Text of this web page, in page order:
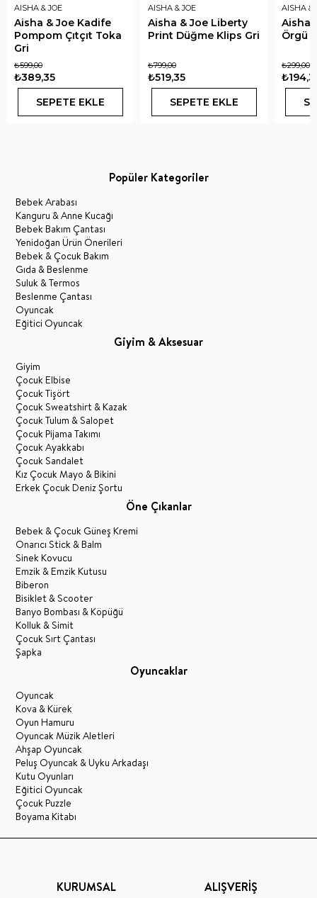
AISHA & JOE
Aisha & Joe Kadife
Pompom Çıtçıt Toka
Gri
₺389,35
₺599,00
SEPETE EKLE
AISHA & JOE
Aisha & Joe Liberty
Print Düğme Klips Gri
₺519,35
₺799,00
SEPETE EKLE
AISHA &
Aisha
Örgü
₺299,00
Popüler Kategoriler
Bebek Arabası
Kanguru & Anne Kucağı
Bebek Bakım Çantası
Yenidoğan Ürün Önerileri
Bebek & Çocuk Bakım
Gıda & Beslenme
Suluk & Termos
Beslenme Çantası
Oyuncak
Eğitici Oyuncak
Giyim & Aksesuar
Giyim
Çocuk Elbise
Çocuk Tişört
Çocuk Sweatshirt & Kazak
Çocuk Tulum & Salopet
Çocuk Pijama Takımı
Çocuk Ayakkabı
Çocuk Sandalet
Kız Çocuk Mayo & Bikini
Erkek Çocuk Deniz Şortu
Öne Çıkanlar
Bebek & Çocuk Güneş Kremi
Onarıcı Stick & Balm
Sinek Kovucu
Emzik & Emzik Kutusu
Biberon
Bisiklet & Scooter
Banyo Bombası & Köpüğü
Kolluk & Simit
Çocuk Sırt Çantası
Şapka
Oyuncaklar
Oyuncak
Kova & Kürek
Oyun Hamuru
Oyuncak Müzik Aletleri
Ahşap Oyuncak
Peluş Oyuncak & Uyku Arkadaşı
Kutu Oyunları
Eğitici Oyuncak
Çocuk Puzzle
Boyama Kitabı
KURUMSAL ALIŞVERİŞ